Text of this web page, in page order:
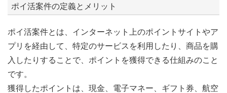
ポイ活案件の定義とメリット
ポイ活案件とは、インターネット上のポイントサイトやア
プリを経由して、特定のサービスを利用したり、商品を購
入したりすることで、ポイントを獲得できる仕組みのこと
です。
獲得したポイントは、現金、電子マネー、ギフト券、航空